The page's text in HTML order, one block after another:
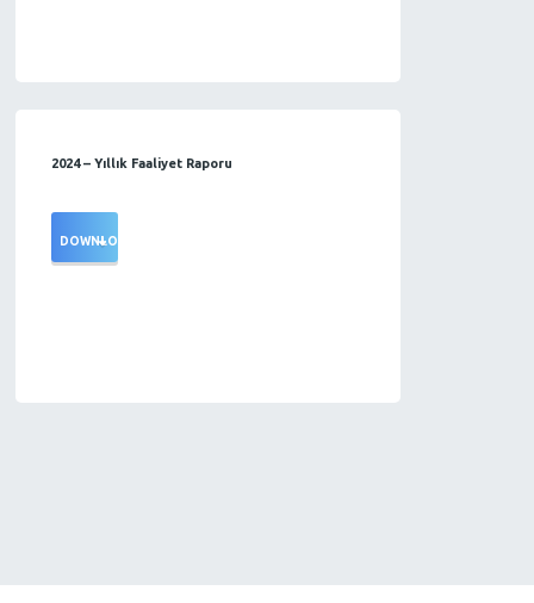
2024 – Yıllık Faaliyet Raporu
DOWNLOAD